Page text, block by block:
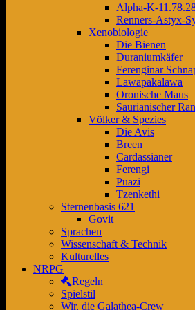
Alpha-K-
Renners-Astyx-
Xenobiologie
Die Bienen
Duraniumkäfer
Ferenginar
Lawapakalawa
Oronische Maus
Saurianischer
Völker & Spezies
Die Avis
Breen
Cardassianer
Ferengi
Puazi
Tzenkethi
Sternenbasis 621
Govit
Sprachen
Wissenschaft & Technik
Kulturelles
NRPG
Regeln
Spielstil
Wir, die Galathea-Crew